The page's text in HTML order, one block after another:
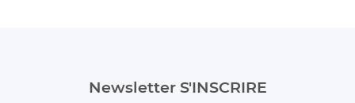
Newsletter S'INSCRIRE